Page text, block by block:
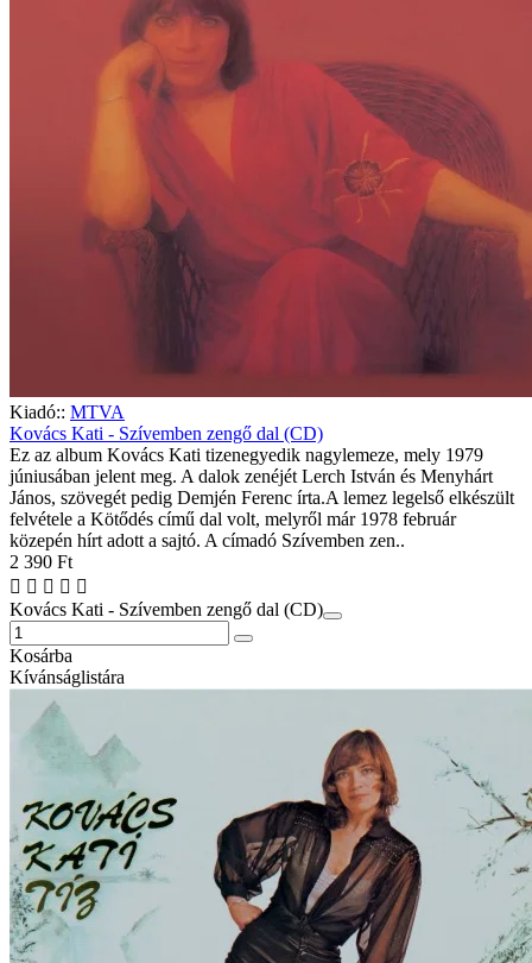
Kiadó:: MTVA
Kovács Kati - Szívemben zengő dal (CD)
Ez az album Kovács Kati tizenegyedik nagylemeze, mely 1979
júniusában jelent meg. A dalok zenéjét Lerch István és Menyhárt
János, szövegét pedig Demjén Ferenc írta.A lemez legelső elkészült
felvétele a Kötődés című dal volt, melyről már 1978 február
közepén hírt adott a sajtó. A címadó Szívemben zen..
2 390 Ft
Kovács Kati - Szívemben zengő dal (CD)
Kosárba
Kívánságlistára